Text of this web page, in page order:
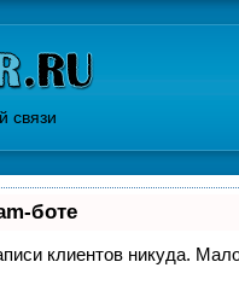
связи
боте
клиентов никуда.